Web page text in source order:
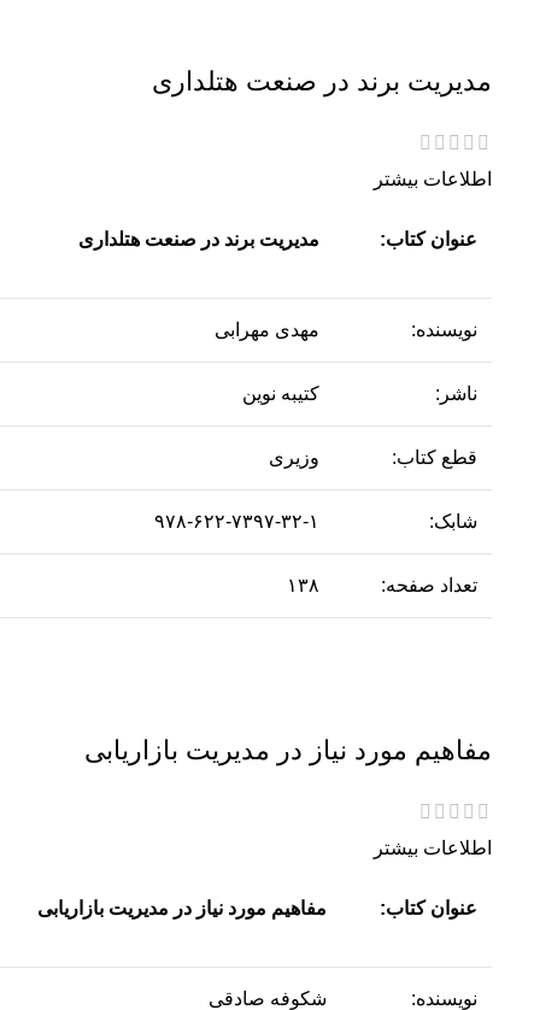
مدیریت برند در صنعت هتلداری
اطلاعات بیشتر
عنوان کتاب: مدیریت برند در صنعت هتلداری
نویسنده: مهدی مهرابی
ناشر: کتیبه نوین
قطع کتاب: وزیری
شابک: ۹۷۸-۶۲۲-۷۳۹۷-۳۲-۱
تعداد صفحه: ۱۳۸
مفاهیم مورد نیاز در مدیریت بازاریابی
اطلاعات بیشتر
عنوان کتاب: مفاهیم مورد نیاز در مدیریت بازاریابی
نویسنده: شکوفه صادقی